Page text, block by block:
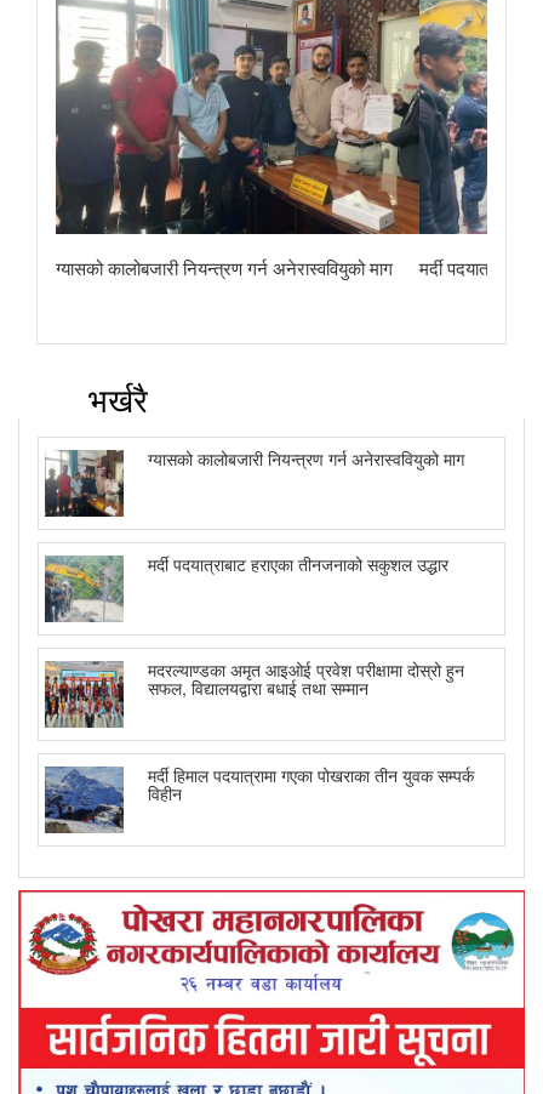
ग्यासको कालोबजारी नियन्त्रण गर्न अनेरास्ववियुको माग मर्दी
भर्खरै
ग्यासको कालोबजारी नियन्त्रण गर्न अनेरास्ववियुको माग
मर्दी पदयात्राबाट हराएका तीनजनाको सकुशल उद्धार
मदरल्याण्डका अमृत आइओई प्रवेश परीक्षामा दोस्रो हुन
सफल, विद्यालयद्वारा बधाई तथा सम्मान
मर्दी हिमाल पदयात्रामा गएका पोखराका तीन युवक सम्पर्क
विहीन